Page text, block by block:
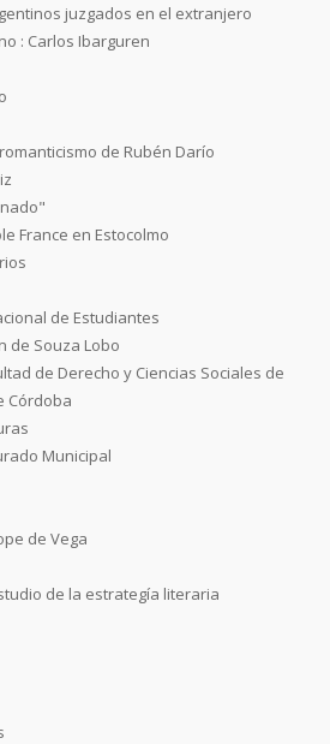
juzgados en el extranjero
: Carlos Ibarguren
de Rubén Darío
France en Estocolmo
de Estudiantes
de Souza Lobo
de Derecho y Ciencias Sociales de
Córdoba
Municipal
de Vega
de la estrategía literaria